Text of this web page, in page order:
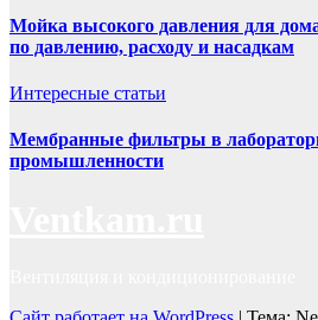
Мойка высокого давления для
по давлению, расходу и насадкам
Интересные статьи
Мембранные фильтры в
промышленности